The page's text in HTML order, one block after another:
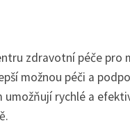
zdravotní péče
možnou péči a
rychlé a